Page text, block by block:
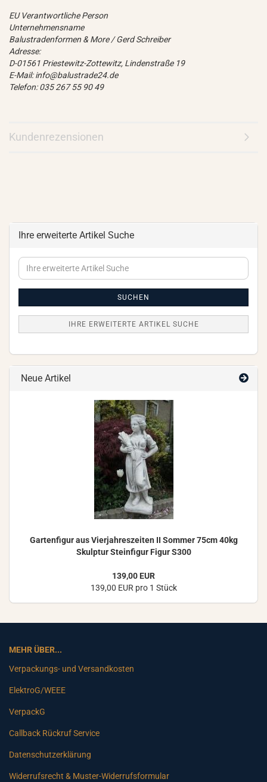
EU Verantwortliche Person
Unternehmensname
Balustradenformen & More / Gerd Schreiber
Adresse:
D-01561 Priestewitz-Zottewitz, Lindenstraße 19
E-Mail: info@balustrade24.de
Telefon: 035 267 55 90 49
Kundenrezensionen
Ihre erweiterte Artikel Suche
Ihre
erweiterte
SUCHEN
IHRE ERWEITERTE ARTIKEL SUCHE
Neue Artikel
Gar­ten­fi­gur aus Vier­jah­res­zei­ten II Som­mer 75cm 40kg
Skulp­tur Stein­fi­gur Figur S300
139,00 EUR
139,00 EUR pro 1 Stück
MEHR ÜBER...
Verpackungs- und Versandkosten
ElektroG/WEEE
VerpackG
Callback Rückruf Service
Datenschutzerklärung
Widerrufsrecht & Muster-Widerrufsformular